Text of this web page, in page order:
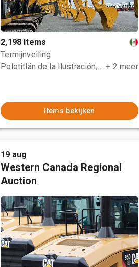
2,198 Items
Termijnveiling
Polotitlán de la Ilustración, MEX + 2 meer
Items bekijken
19 aug
Western Canada Regional
Auction